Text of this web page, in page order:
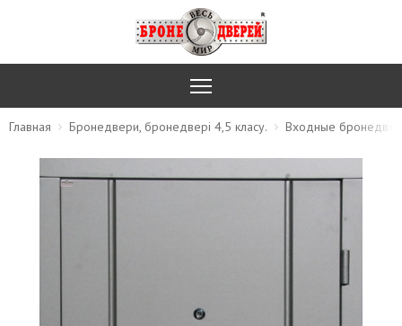
Главная Бронедвери, бронедвері 4,5 класу. Входные